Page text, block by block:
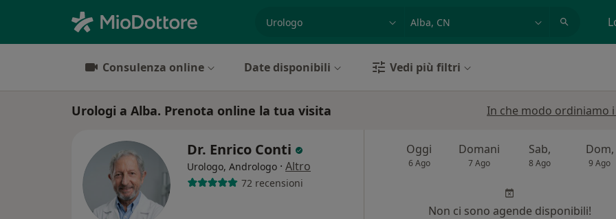
Consulenza online Date disponibili Vedi più filtri
Urologi a Alba. Prenota online la tua visita In che modo ordiniamo
Dr. Enrico Conti
Urologo, Andrologo · Altro
72 recensioni
Oggi
6 Ago
Domani
7 Ago
Sab,
8 Ago
Dom,
9 Ago
Non ci sono agende disponibili!